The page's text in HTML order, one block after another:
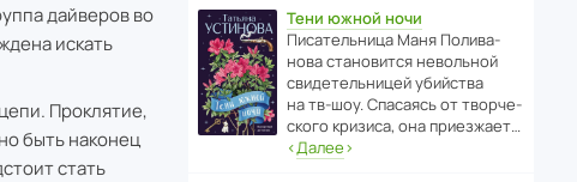
дайверов во
искать
Проклятие,
быть наконец
стать
Тени южной ночи
Писа­тель­ница Маня Поли­ва­
нова стано­вится невольной
свиде­тель­ницей убийства
на тв-шоу. Спасаясь от твор­че­
с­кого кризиса, она приезжает…
‹Далее›